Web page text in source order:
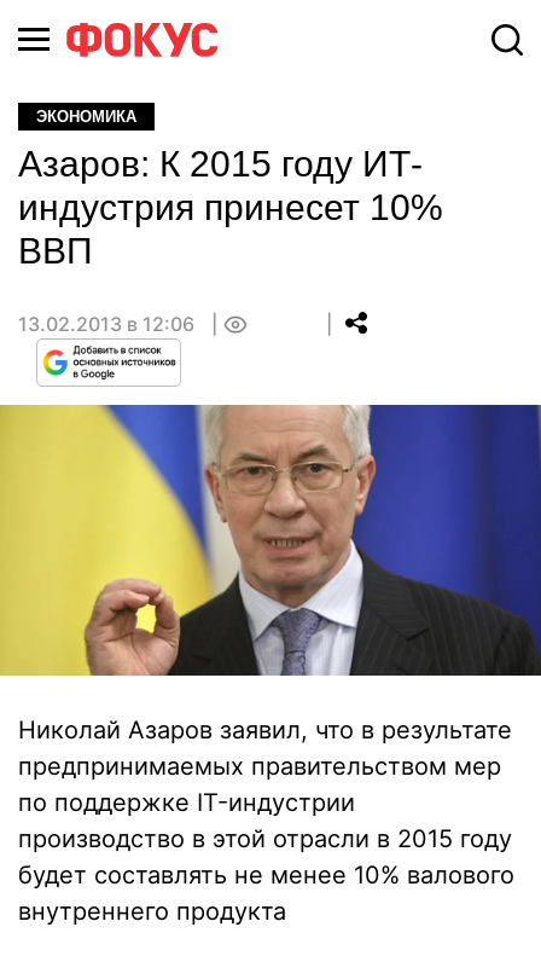
ЭКОНОМИКА
Азаров: К 2015 году ИТ-
индустрия принесет 10%
ВВП
13.02.2013 в 12:06
Николай Азаров заявил, что в результате
предпринимаемых правительством мер
по поддержке IT-индустрии
производство в этой отрасли в 2015 году
будет составлять не менее 10% валового
внутреннего продукта